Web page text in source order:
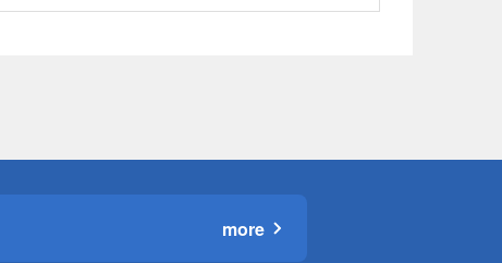
more